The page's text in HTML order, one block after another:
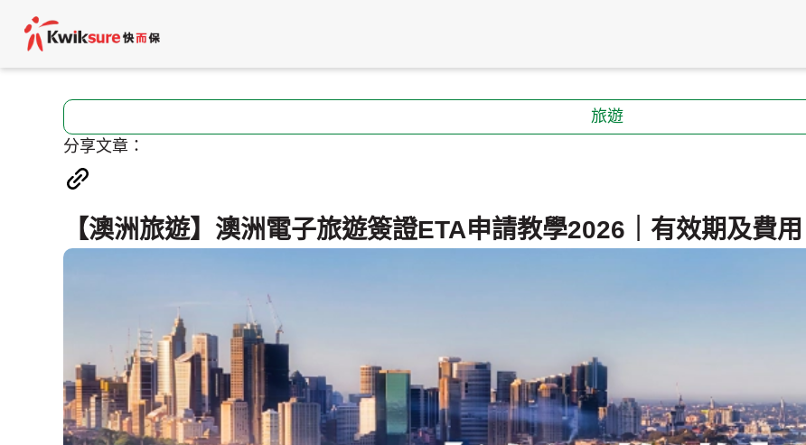
旅遊
分享文章：
【澳洲旅遊】澳洲電子旅遊簽證ETA申請教學2026｜有效期及費